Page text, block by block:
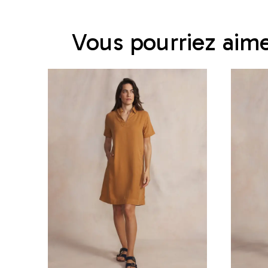
Vous pourriez